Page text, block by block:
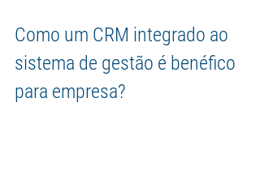
Como um CRM integrado ao
sistema de gestão é benéfico
para empresa?